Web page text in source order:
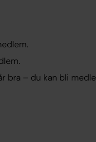
bra – du kan bli